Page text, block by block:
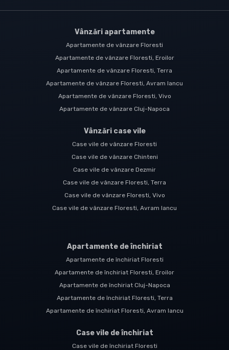
Vânzări apartamente
Apartamente de vânzare Floresti
Apartamente de vânzare Floresti, Eroilor
Apartamente de vânzare Floresti, Terra
Apartamente de vânzare Floresti, Avram Iancu
Apartamente de vânzare Floresti, Vivo
Apartamente de vânzare Cluj-Napoca
Vânzări case vile
Case vile de vânzare Floresti
Case vile de vânzare Chinteni
Case vile de vânzare Dezmir
Case vile de vânzare Floresti, Terra
Case vile de vânzare Floresti, Vivo
Case vile de vânzare Floresti, Avram Iancu
Apartamente de închiriat
Apartamente de închiriat Floresti
Apartamente de închiriat Floresti, Eroilor
Apartamente de închiriat Cluj-Napoca
Apartamente de închiriat Floresti, Terra
Apartamente de închiriat Floresti, Avram Iancu
Case vile de închiriat
Case vile de închiriat Floresti